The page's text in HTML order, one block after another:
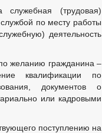
служебная (трудовая)
по месту работы
деятельность
желанию гражданина –
квалификации по
документов о
или кадровыми
поступлению на